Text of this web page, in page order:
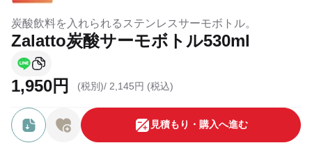
炭酸飲料を入れられるステンレスサーモボトル。
Zalatto炭酸サーモボトル530ml
1,950円 (税別)/ 2,145円 (税込)
⾒積もり・購⼊へ進む